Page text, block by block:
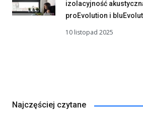
izolacyjność
proEvolution i
10 listopad 2025
Najczęściej czytane